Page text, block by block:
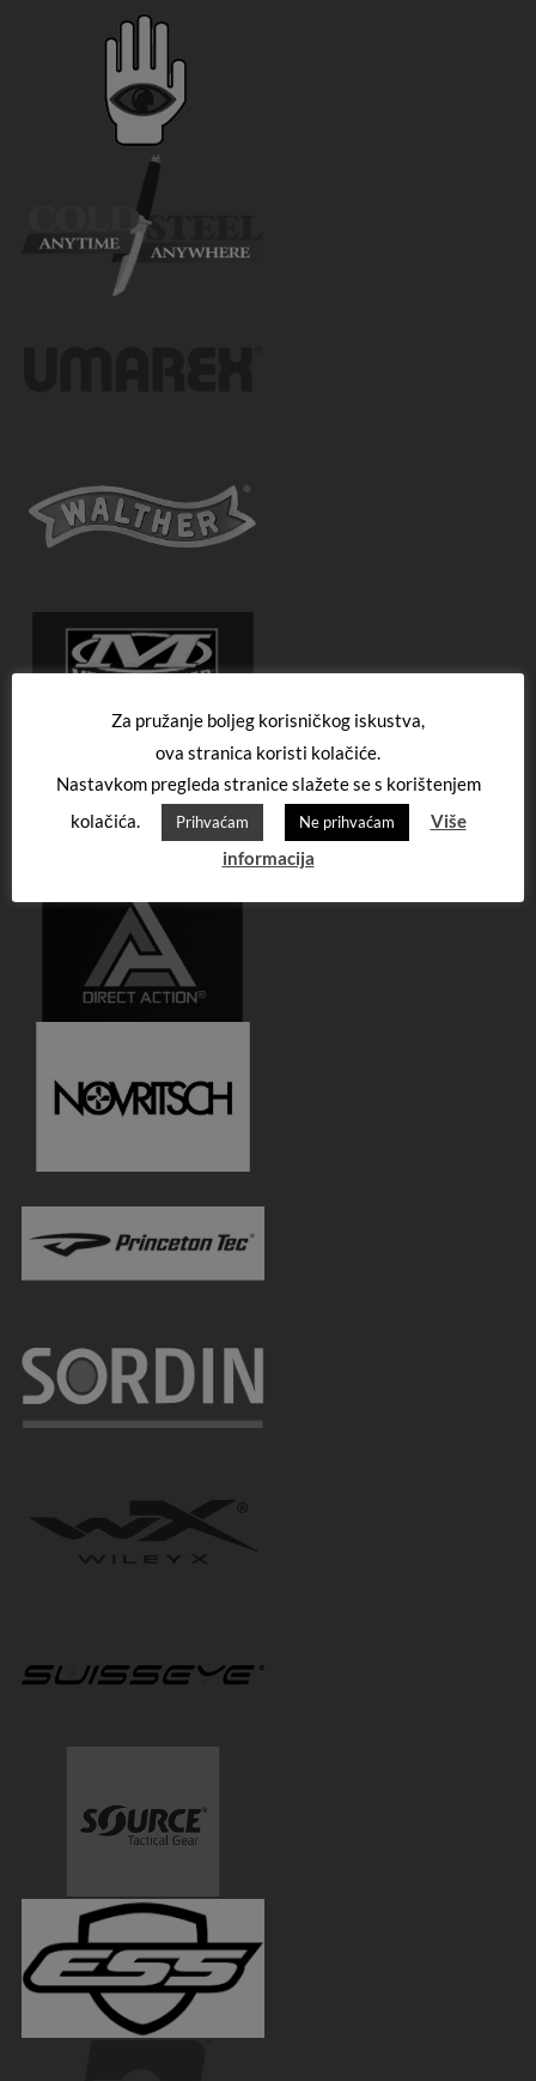
Za pružanje boljeg korisničkog iskustva,
ova stranica koristi kolačiće.
Nastavkom pregleda stranice slažete se s korištenjem
kolačića.
Prihvaćam Ne prihvaćam
Više
informacija